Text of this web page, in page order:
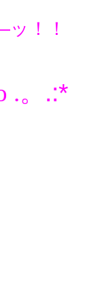
ッ！！
.。 .:*